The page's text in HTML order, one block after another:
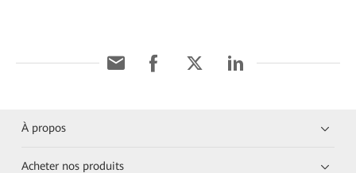
À propos
Acheter nos produits